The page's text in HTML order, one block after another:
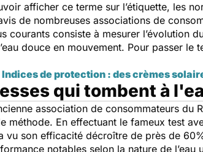
afficher ce terme sur l’étiquette, les
de nombreuses associations de
courants consiste à mesurer l’évolution
douce en mouvement. Pour passer
Indices de protection : des crèmes
qui tombent à
association de consommateurs du
méthode. En effectuant le fameux test
vu son efficacité décroître de près de
notables selon la nature de l’eau